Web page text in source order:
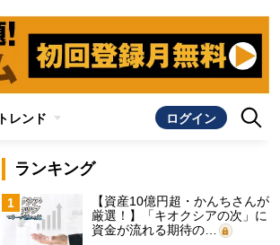
トレンド ログイン
ランキング
1
【資産10億円超・かんちさんが
厳選！】「キオクシアの次」に
資金が流れる期待の…